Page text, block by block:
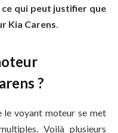
ce qui peut justifier que
Kia Carens
?
le voyant moteur se met
Voilà plusieurs